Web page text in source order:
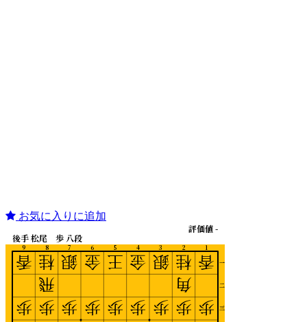
お気に入りに追加
1
2
3
4
5
6
7
8
9
一
二
三
後手 松尾 歩 八段
評価値 -
香
歩
桂
角
歩
銀
歩
金
歩
王
歩
金
歩
銀
歩
桂
飛
歩
香
歩